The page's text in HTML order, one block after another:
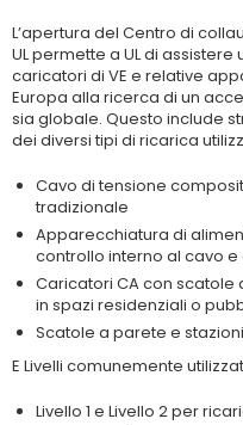
L’apertura del Centro di
UL permette a UL di
caricatori di VE e relative
Europa alla ricerca di un
sia globale. Questo include
dei diversi tipi di ricarica
Cavo di tensione
tradizionale
Apparecchiatura di
controllo interno al cavo
Caricatori CA con
in spazi residenziali o
Scatole a parete e
E Livelli comunemente
Livello 1 e Livello 2 per